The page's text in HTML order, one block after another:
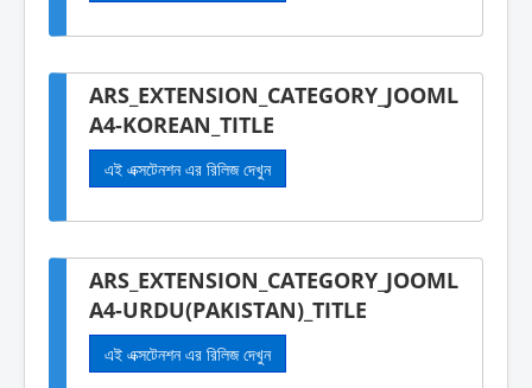
ARS_EXTENSION_CATEGORY_JOOML
A4-KOREAN_TITLE
এই এক্সটেনশন এর রিলিজ দেখুন
ARS_EXTENSION_CATEGORY_JOOML
A4-URDU(PAKISTAN)_TITLE
এই এক্সটেনশন এর রিলিজ দেখুন